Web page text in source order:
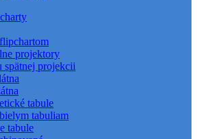
projektory
projekcii
tabule
tabuliam
tabule